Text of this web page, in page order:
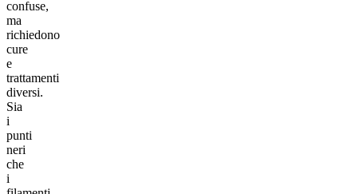
confuse,
ma
richiedono
cure
e
trattamenti
diversi.
Sia
i
punti
neri
che
i